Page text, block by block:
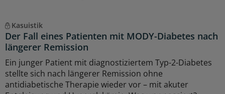
Kasuistik
Der Fall eines Patienten mit MODY-Diabetes nach
längerer Remission
Ein junger Patient mit diagnostiziertem Typ-2-Diabetes
stellte sich nach längerer Remission ohne
antidiabetische Therapie wieder vor – mit akuter